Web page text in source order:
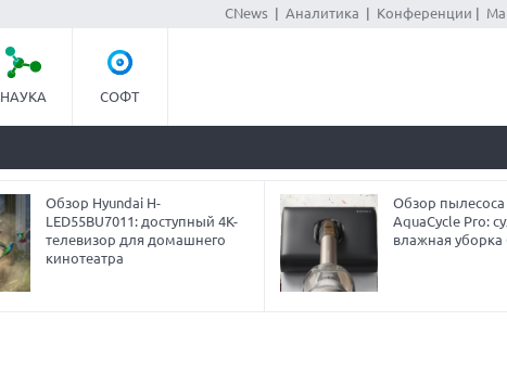
CNews| Аналитика Конференции
НАУКА СОФТ
Обзор Hyundai H-
LED55BU7011: доступный 4K-
телевизор для домашнего
кинотеатра
Обзор пылесоса
AquaCycle Pro:
влажная уборка